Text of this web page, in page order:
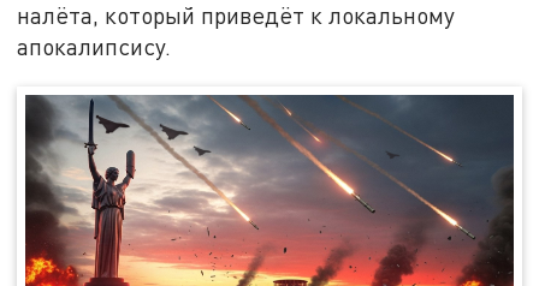
налёта, который приведёт к локальному
апокалипсису.